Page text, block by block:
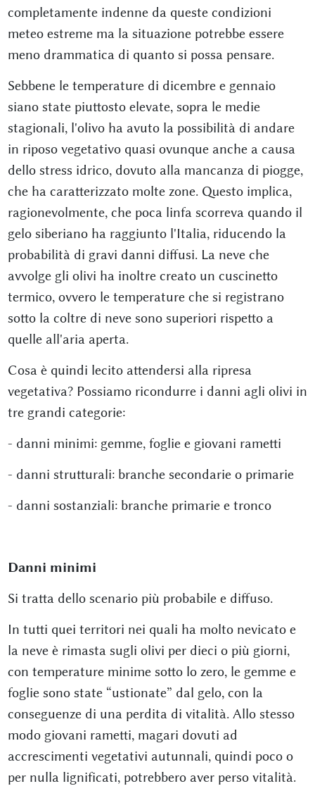
completamente indenne da queste condizioni
meteo estreme ma la situazione potrebbe essere
meno drammatica di quanto si possa pensare.
Sebbene le temperature di dicembre e gennaio
siano state piuttosto elevate, sopra le medie
stagionali, l'olivo ha avuto la possibilità di andare
in riposo vegetativo quasi ovunque anche a causa
dello stress idrico, dovuto alla mancanza di piogge,
che ha caratterizzato molte zone. Questo implica,
ragionevolmente, che poca linfa scorreva quando il
gelo siberiano ha raggiunto l'Italia, riducendo la
probabilità di gravi danni diffusi. La neve che
avvolge gli olivi ha inoltre creato un cuscinetto
termico, ovvero le temperature che si registrano
sotto la coltre di neve sono superiori rispetto a
quelle all'aria aperta.
Cosa è quindi lecito attendersi alla ripresa
vegetativa? Possiamo ricondurre i danni agli olivi in
tre grandi categorie:
- danni minimi: gemme, foglie e giovani rametti
- danni strutturali: branche secondarie o primarie
- danni sostanziali: branche primarie e tronco
Danni minimi
Si tratta dello scenario più probabile e diffuso.
In tutti quei territori nei quali ha molto nevicato e
la neve è rimasta sugli olivi per dieci o più giorni,
con temperature minime sotto lo zero, le gemme e
foglie sono state “ustionate” dal gelo, con la
conseguenze di una perdita di vitalità. Allo stesso
modo giovani rametti, magari dovuti ad
accrescimenti vegetativi autunnali, quindi poco o
per nulla lignificati, potrebbero aver perso vitalità.